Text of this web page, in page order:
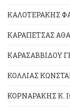
ΚΑΛΟΤΕΡΑΚΗΣ
ΚΑΡΑΠΕΤΣΑΣ
ΚΑΡΑΣΑΒΒΙΔΟΥ
ΚΟΛΛΙΑΣ
ΚΟΡΝΑΡΑΚΗΣ Κ.